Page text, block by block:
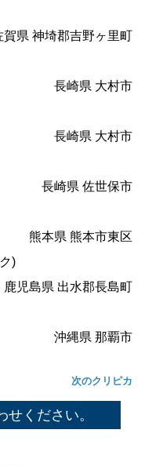
賀県 神埼郡吉野ヶ里町
長崎県 大村市
長崎県 大村市
長崎県 佐世保市
熊本県 熊本市東区
)
鹿児島県 出水郡長島町
沖縄県 那覇市
次のクリピカ
ください。